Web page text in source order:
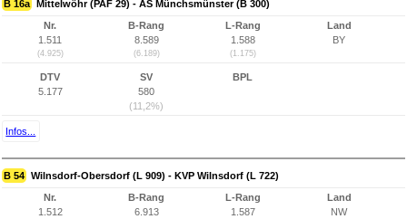
B 16a Mittelwöhr (PAF 29) - AS Münchsmünster (B 300)
Nr.
1.511
(4.925)
B-Rang
8.589
(6.189)
L-Rang
1.588
(1.175)
Land
BY
DTV
5.177
SV
580
(11,2%)
BPL
Infos...
B 54 Wilnsdorf-Obersdorf (L 909) - KVP Wilnsdorf (L 722)
Nr.
1.512
B-Rang
6.913
L-Rang
1.587
Land
NW